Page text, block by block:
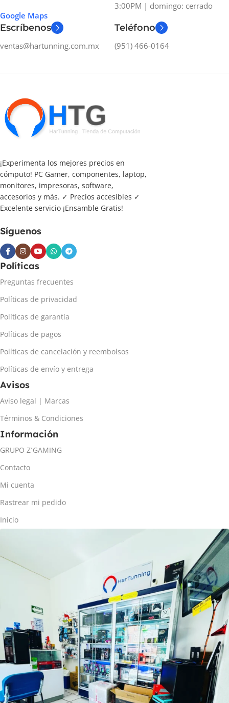
Google Maps
3:00PM | domingo: cerrado
Escríbenos
ventas@hartunning.com.mx
Teléfono
(951) 466-0164
¡Experimenta los mejores precios en
cómputo! PC Gamer, componentes, laptop,
monitores, impresoras, software,
accesorios y más. ✓ Precios accesibles ✓
Excelente servicio ¡Ensamble Gratis!
Síguenos
Políticas
Preguntas frecuentes
Políticas de privacidad
Políticas de garantía
Políticas de pagos
Políticas de cancelación y reembolsos
Políticas de envío y entrega
Avisos
Aviso legal | Marcas
Términos & Condiciones
Información
GRUPO Z´GAMING
Contacto
Mi cuenta
Rastrear mi pedido
Inicio